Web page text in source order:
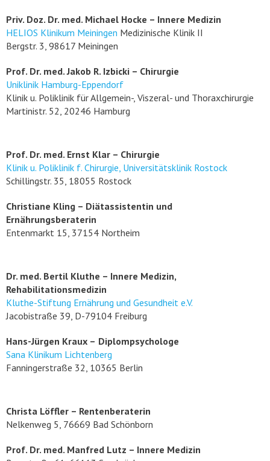
Priv. Doz. Dr. med. Michael Hocke – Innere Medizin
HELIOS Klinikum Meiningen Medizinische Klinik II
Bergstr. 3, 98617 Meiningen
Prof. Dr. med. Jakob R. Izbicki – Chirurgie
Uniklinik Hamburg-Eppendorf
Klinik u. Poliklinik für Allgemein-, Viszeral- und Thoraxchirurgie
Martinistr. 52, 20246 Hamburg
Prof. Dr. med. Ernst Klar – Chirurgie
Klinik u. Poliklinik f. Chirurgie, Universitätsklinik Rostock
Schillingstr. 35, 18055 Rostock
Christiane Kling – Diätassistentin und
Ernährungsberaterin
Entenmarkt 15, 37154 Northeim
Dr. med. Bertil Kluthe – Innere Medizin,
Rehabilitationsmedizin
Kluthe-Stiftung Ernährung und Gesundheit e.V.
Jacobistraße 39, D-79104 Freiburg
Hans-Jürgen Kraux – Diplompsychologe
Sana Klinikum Lichtenberg
Fanningerstraße 32, 10365 Berlin
Christa Löffler – Rentenberaterin
Nelkenweg 5, 76669 Bad Schönborn
Prof. Dr. med. Manfred Lutz – Innere Medizin